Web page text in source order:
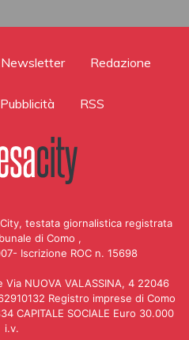
Newsletter Redazione
Pubblicità RSS
testata giornalistica registrata
di Como ,
Iscrizione ROC n. 15698
Via NUOVA VALASSINA, 4 22046
Registro imprese di Como
CAPITALE SOCIALE Euro 30.000
i.v.